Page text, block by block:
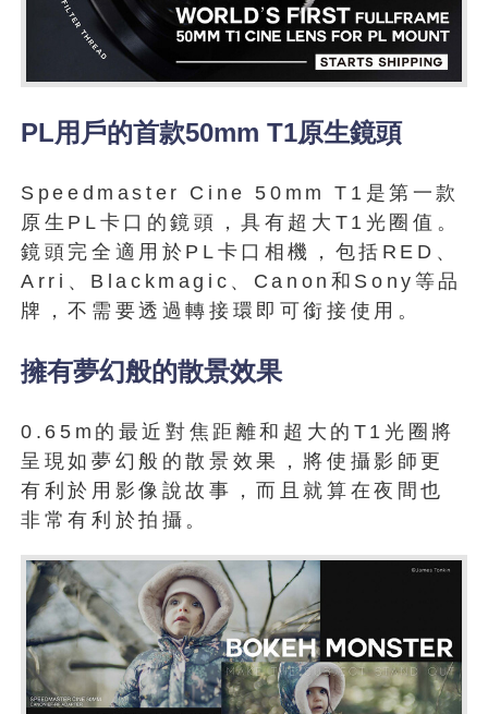
PL用戶的首款50mm T1原生鏡頭
Speedmaster Cine 50mm T1是第一款
原生PL卡口的鏡頭，具有超大T1光圈值。
鏡頭完全適用於PL卡口相機，包括RED、
Arri、Blackmagic、Canon和Sony等品
牌，不需要透過轉接環即可銜接使用。
擁有夢幻般的散景效果
0.65m的最近對焦距離和超大的T1光圈將
呈現如夢幻般的散景效果，將使攝影師更
有利於用影像說故事，而且就算在夜間也
非常有利於拍攝。